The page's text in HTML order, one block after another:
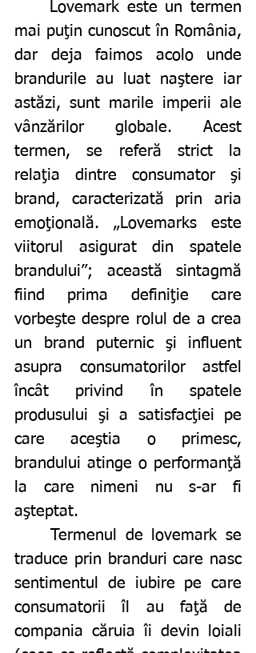
mai puţin cunoscut în România,
dar deja faimos acolo unde
brandurile au luat naştere iar
astăzi, sunt marile imperii ale
vânzărilor globale. Acest
termen, se referă strict la
relaţia dintre consumator şi
brand, caracterizată prin aria
emoţională. „Lovemarks este
viitorul asigurat din spatele
brandului”; această sintagmă
fiind prima definiţie care
vorbeşte despre rolul de a crea
un brand puternic şi influent
asupra consumatorilor astfel
încât privind în spatele
produsului şi a satisfacţiei pe
care aceştia o primesc,
brandului atinge o performanţă
la care nimeni nu s-ar fi
aşteptat.
traduce prin branduri care nasc
sentimentul de iubire pe care
consumatorii îl au faţă de
compania căruia îi devin loiali